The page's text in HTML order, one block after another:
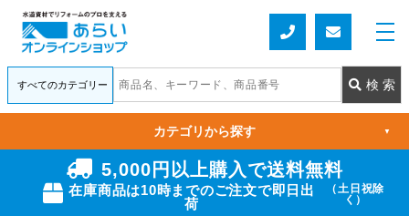
5,000円以上購入で送料無料
在庫商品は10時までのご注文で即日出
荷
（土日祝除
く）
カテゴリから探す ▼